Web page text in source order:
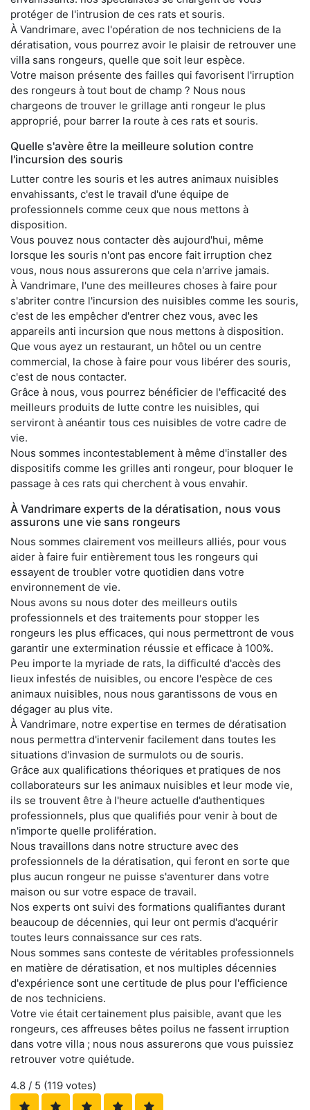
protéger de l'intrusion de ces rats et souris.
À Vandrimare, avec l'opération de nos techniciens de la
dératisation, vous pourrez avoir le plaisir de retrouver une
villa sans rongeurs, quelle que soit leur espèce.
Votre maison présente des failles qui favorisent l'irruption
des rongeurs à tout bout de champ ? Nous nous
chargeons de trouver le grillage anti rongeur le plus
approprié, pour barrer la route à ces rats et souris.
Quelle s'avère être la meilleure solution contre
l'incursion des souris
Lutter contre les souris et les autres animaux nuisibles
envahissants, c'est le travail d'une équipe de
professionnels comme ceux que nous mettons à
disposition.
Vous pouvez nous contacter dès aujourd'hui, même
lorsque les souris n'ont pas encore fait irruption chez
vous, nous nous assurerons que cela n'arrive jamais.
À Vandrimare, l'une des meilleures choses à faire pour
s'abriter contre l'incursion des nuisibles comme les souris,
c'est de les empêcher d'entrer chez vous, avec les
appareils anti incursion que nous mettons à disposition.
Que vous ayez un restaurant, un hôtel ou un centre
commercial, la chose à faire pour vous libérer des souris,
c'est de nous contacter.
Grâce à nous, vous pourrez bénéficier de l'efficacité des
meilleurs produits de lutte contre les nuisibles, qui
serviront à anéantir tous ces nuisibles de votre cadre de
vie.
Nous sommes incontestablement à même d'installer des
dispositifs comme les grilles anti rongeur, pour bloquer le
passage à ces rats qui cherchent à vous envahir.
À Vandrimare experts de la dératisation, nous vous
assurons une vie sans rongeurs
Nous sommes clairement vos meilleurs alliés, pour vous
aider à faire fuir entièrement tous les rongeurs qui
essayent de troubler votre quotidien dans votre
environnement de vie.
Nous avons su nous doter des meilleurs outils
professionnels et des traitements pour stopper les
rongeurs les plus efficaces, qui nous permettront de vous
garantir une extermination réussie et efficace à 100%.
Peu importe la myriade de rats, la difficulté d'accès des
lieux infestés de nuisibles, ou encore l'espèce de ces
animaux nuisibles, nous nous garantissons de vous en
dégager au plus vite.
À Vandrimare, notre expertise en termes de dératisation
nous permettra d'intervenir facilement dans toutes les
situations d'invasion de surmulots ou de souris.
Grâce aux qualifications théoriques et pratiques de nos
collaborateurs sur les animaux nuisibles et leur mode vie,
ils se trouvent être à l'heure actuelle d'authentiques
professionnels, plus que qualifiés pour venir à bout de
n'importe quelle prolifération.
Nous travaillons dans notre structure avec des
professionnels de la dératisation, qui feront en sorte que
plus aucun rongeur ne puisse s'aventurer dans votre
maison ou sur votre espace de travail.
Nos experts ont suivi des formations qualifiantes durant
beaucoup de décennies, qui leur ont permis d'acquérir
toutes leurs connaissance sur ces rats.
Nous sommes sans conteste de véritables professionnels
en matière de dératisation, et nos multiples décennies
d'expérience sont une certitude de plus pour l'efficience
de nos techniciens.
Votre vie était certainement plus paisible, avant que les
rongeurs, ces affreuses bêtes poilus ne fassent irruption
dans votre villa ; nous nous assurerons que vous puissiez
retrouver votre quiétude.
4.8 / 5 (119 votes)